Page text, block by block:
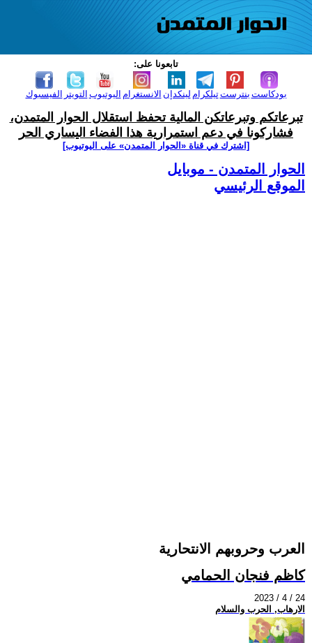
تابعونا على:
الفيسبوك التويتر اليوتيوب الانستغرام لينكدإن تيلكرامبنترست بودكاست
تبرعاتكم وتبرعاتكن المالية تحفظ استقلال الحوار المتمدن،
فشاركونا في دعم استمرارية هذا الفضاء اليساري الحر
[اشترك في قناة ‫«الحوار المتمدن» على اليوتيوب]
الحوار المتمدن - موبايل
الموقع الرئيسي
العرب وحروبهم الانتحارية
كاظم فنجان الحمامي
2023 / 4 / 24
الارهاب, الحرب والسلام